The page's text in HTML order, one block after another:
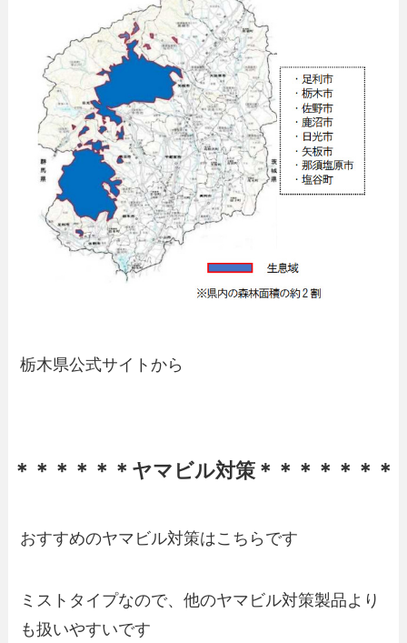
栃木県公式サイトから
＊＊＊＊＊＊ヤマビル対策＊＊＊＊＊＊＊
おすすめのヤマビル対策はこちらです
ミストタイプなので、他のヤマビル対策製品より
も扱いやすいです